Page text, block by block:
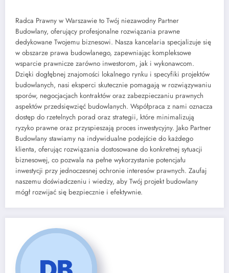
Radca Prawny w Warszawie to Twój niezawodny Partner
Budowlany, oferujący profesjonalne rozwiązania prawne
dedykowane Twojemu biznesowi. Nasza kancelaria specjalizuje się
w obszarze prawa budowlanego, zapewniając kompleksowe
wsparcie prawnicze zarówno inwestorom, jak i wykonawcom.
Dzięki dogłębnej znajomości lokalnego rynku i specyfiki projektów
budowlanych, nasi eksperci skutecznie pomagają w rozwiązywaniu
sporów, negocjacjach kontraktów oraz zabezpieczaniu prawnych
aspektów przedsięwzięć budowlanych. Współpraca z nami oznacza
dostęp do rzetelnych porad oraz strategii, które minimalizują
ryzyko prawne oraz przyspieszają proces inwestycyjny. Jako Partner
Budowlany stawiamy na indywidualne podejście do każdego
klienta, oferując rozwiązania dostosowane do konkretnej sytuacji
biznesowej, co pozwala na pełne wykorzystanie potencjału
inwestycji przy jednoczesnej ochronie interesów prawnych. Zaufaj
naszemu doświadczeniu i wiedzy, aby Twój projekt budowlany
mógł rozwijać się bezpiecznie i efektywnie.